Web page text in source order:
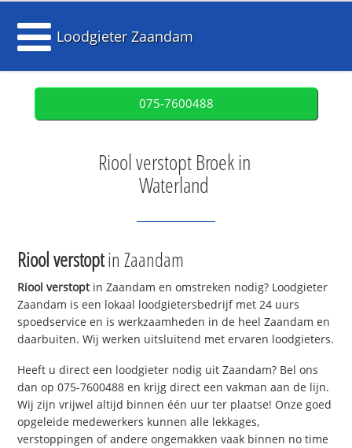
Loodgieter Zaandam
075-7600488
Riool verstopt Broek in
Waterland
Riool verstoptin Zaandam
Riool verstoptin Zaandam en omstreken nodig? Loodgieter
Zaandam is een lokaal loodgietersbedrijf met 24 uurs
spoedservice en is werkzaamheden in de heel Zaandam en
daarbuiten. Wij werken uitsluitend met ervaren loodgieters.
Heeft u direct een loodgieter nodig uit Zaandam? Bel ons
dan op 075-7600488 en krijg direct een vakman aan de lijn.
Wij zijn vrijwel altijd binnen één uur ter plaatse! Onze goed
opgeleide medewerkers kunnen alle lekkages,
verstoppingen of andere ongemakken vaak binnen no time